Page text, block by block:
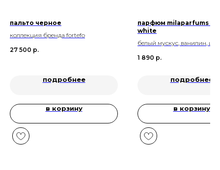
пальто черное
коллекция бренда fortefo
27 500 р.
подробнее
в корзину
парфюм milaparfums
white
белый мускус, ванилин,
1 890 р.
подробнее
в корзину